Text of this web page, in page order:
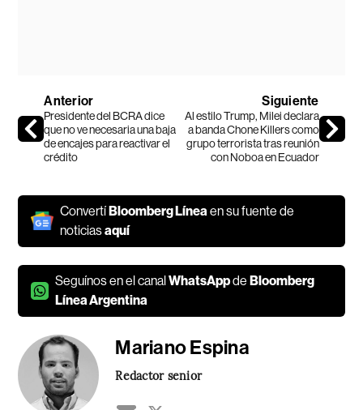
Anterior
Presidente del BCRA dice
que no ve necesaria una baja
de encajes para reactivar el
crédito
Siguiente
Al estilo Trump, Milei declara
a banda Chone Killers como
grupo terrorista tras reunión
con Noboa en Ecuador
ConvertíBloomberg Línea en su fuente de
noticiasaquí
Seguínos en el canalWhatsAppdeBloomberg
Línea Argentina
Mariano Espina
Redactor senior